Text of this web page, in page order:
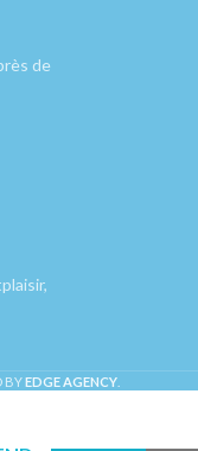
de
BYEDGE AGENCY